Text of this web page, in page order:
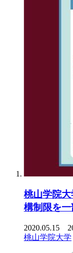
桃山学院
構制限を一
2020.05.15
桃山学院大学